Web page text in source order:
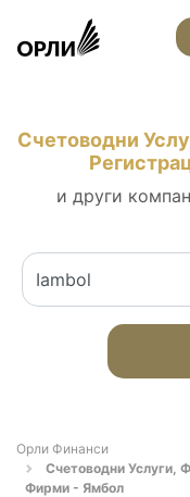
Счетоводни
и други
Орли Финанси
Счетоводни Услуги,
Фирми - Ямбол